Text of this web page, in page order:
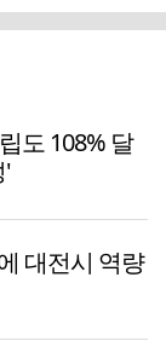
도 108% 달
'
대전시 역량